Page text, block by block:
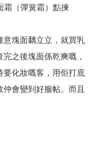
霜（彈簧霜）點揀
意塊面黐立立，就買乳
之後塊面係乾爽嘅，
要化妝嘅客，用佢打底
會變到好服帖。而且